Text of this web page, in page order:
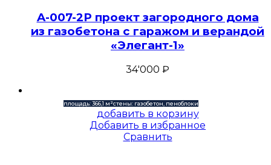
A-007-2P проект загородного дома
из газобетона с гаражом и верандой
«Элегант-1»
34'000 ₽
площадь: 366,1 м²стены: газобетон, пеноблоки
добавить в корзину
Добавить в избранное
Сравнить